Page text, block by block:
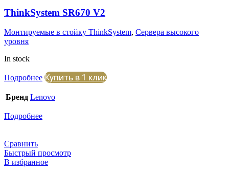
ThinkSystem SR670 V2
Монтируемые в стойку ThinkSystem, Сервера высокого
уровня
In stock
Подробнее Купить в 1 клик
Бренд Lenovo
Подробнее
Сравнить
Быстрый просмотр
В избранное